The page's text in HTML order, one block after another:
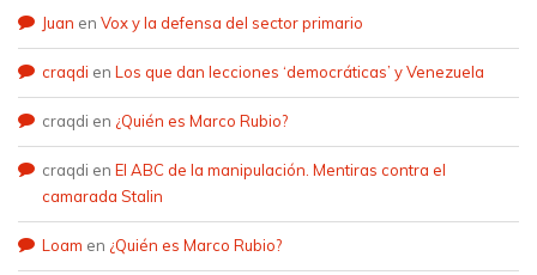
Juan en Vox y la defensa del sector primario
craqdi en Los que dan lecciones ‘democráticas’ y Venezuela
craqdi en ¿Quién es Marco Rubio?
craqdi en El ABC de la manipulación. Mentiras contra el
camarada Stalin
Loam en ¿Quién es Marco Rubio?